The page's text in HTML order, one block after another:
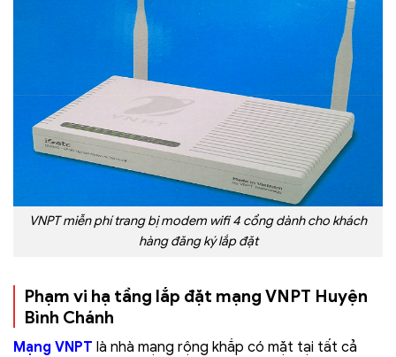
VNPT miễn phí trang bị modem wifi 4 cổng dành cho khách
hàng đăng ký lắp đặt
Phạm vi hạ tầng lắp đặt mạng VNPT Huyện
Bình Chánh
Mạng VNPT là nhà mạng rộng khắp có mặt tại tất cả